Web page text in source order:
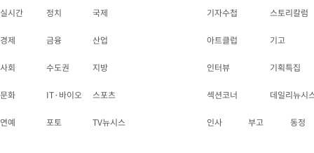
실시간 정치 국제
경제 금융 산업
사회 수도권 지방
문화 IT·바이오 스포츠
연예 포토 TV뉴시스
기자수첩 스토리칼럼
아트클럽 기고
인터뷰 기획특집
섹션코너 데일리뉴시
인사 부고 동정